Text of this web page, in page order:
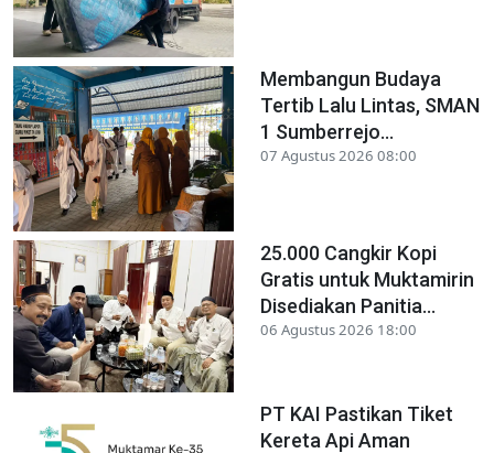
Membangun Budaya
Tertib Lalu Lintas, SMAN
1 Sumberrejo...
07 Agustus 2026 08:00
25.000 Cangkir Kopi
Gratis untuk Muktamirin
Disediakan Panitia...
06 Agustus 2026 18:00
PT KAI Pastikan Tiket
Kereta Api Aman